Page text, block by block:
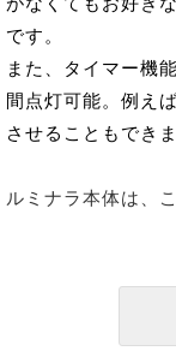
です。
また、タイマー機
間点灯可能。例え
させることもできま
ルミナラ本体は、